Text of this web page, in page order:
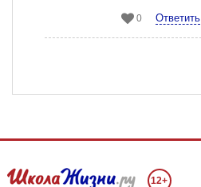
0 Ответить
12+